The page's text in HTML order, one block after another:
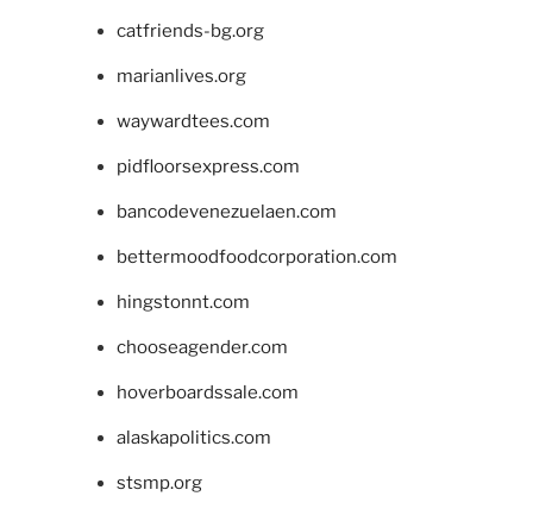
catfriends-bg.org
marianlives.org
waywardtees.com
pidfloorsexpress.com
bancodevenezuelaen.com
bettermoodfoodcorporation.com
hingstonnt.com
chooseagender.com
hoverboardssale.com
alaskapolitics.com
stsmp.org